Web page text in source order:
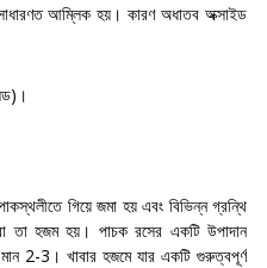
আম্লিক হয়। কারণ অধাতব অক্সাইড
।
গিয়ে জমা হয় এবং বিভিন্ন গ্রন্থি
তা হজম হয়। পাচক রসের একটি উপাদান
মান 2-3 । খাবার হজমে যার একটি গুরুত্বপূর্ণ